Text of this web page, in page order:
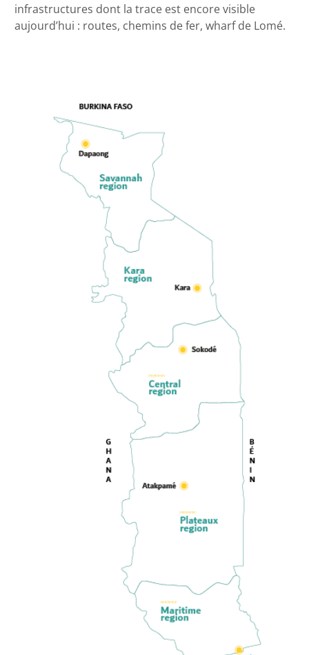
infrastructures dont la trace est encore visible
aujourd’hui : routes, chemins de fer, wharf de Lomé.